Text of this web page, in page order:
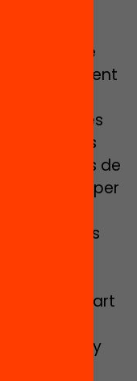
entre
creativament
que fan a
Els centres
assessors
tallers de
específic per
han
de reunions
la
per part
realitzar
al 19 de juny